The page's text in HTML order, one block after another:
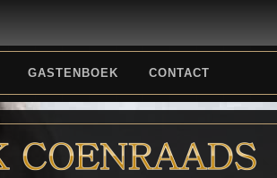
GASTENBOEK CONTACT